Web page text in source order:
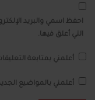
احفظ اسمي والبريد
التي أعلق فيها.
أعلمني بمتابعة
أعلمني بالمواضيع